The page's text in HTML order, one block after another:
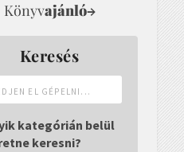
Könyvajánló→
Keresés
kategórián belül
keresni?